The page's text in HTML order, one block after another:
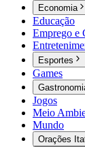
Economia
Educação
Emprego e
Esportes
Games
Jogos
Meio
Mundo
Orações